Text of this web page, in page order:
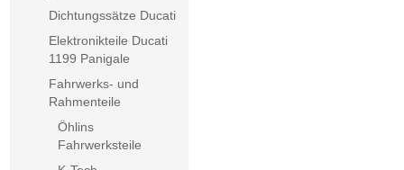
Dichtungssätze Ducati
Elektronikteile Ducati
1199 Panigale
Fahrwerks- und
Rahmenteile
Öhlins
Fahrwerksteile